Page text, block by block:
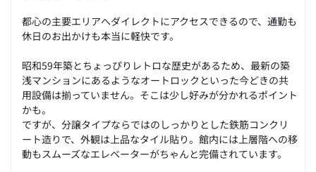
都心の主要エリアへダイレクトにアクセスできるので、通勤も
休日のお出かけも本当に軽快です。
昭和59年築とちょっぴりレトロな歴史があるため、最新の築
浅マンションにあるようなオートロックといった今どきの共
用設備は揃っていません。そこは少し好みが分かれるポイント
かも。
ですが、分譲タイプならではのしっかりとした鉄筋コンクリ
ート造りで、外観は上品なタイル貼り。館内には上層階への移
動もスムーズなエレベーターがちゃんと完備されています。